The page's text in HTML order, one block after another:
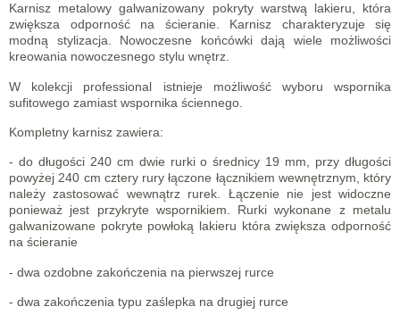
Karnisz metalowy galwanizowany pokryty warstwą lakieru, która
zwiększa odporność na ścieranie. Karnisz charakteryzuje się
modną stylizacja. Nowoczesne końcówki dają wiele możliwości
kreowania nowoczesnego stylu wnętrz.
W kolekcji professional istnieje możliwość wyboru wspornika
sufitowego zamiast wspornika ściennego.
Kompletny karnisz zawiera:
- do długości 240 cm dwie rurki o średnicy 19 mm, przy długości
powyżej 240 cm cztery rury łączone łącznikiem wewnętrznym, który
należy zastosować wewnątrz rurek. Łączenie nie jest widoczne
ponieważ jest przykryte wspornikiem. Rurki wykonane z metalu
galwanizowane pokryte powłoką lakieru która zwiększa odporność
na ścieranie
- dwa ozdobne zakończenia na pierwszej rurce
- dwa zakończenia typu zaślepka na drugiej rurce